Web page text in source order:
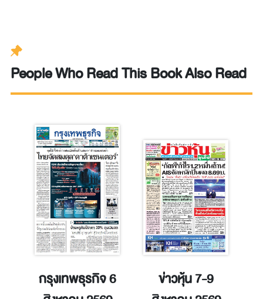
People Who Read This Book Also Read
กรุงเทพธุรกิจ 6
ข่าวหุ้น 7-9